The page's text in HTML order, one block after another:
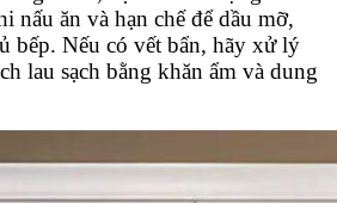
nấu ăn và hạn chế để dầu mỡ,
bếp. Nếu có vết bẩn, hãy xử lý
lau sạch bằng khăn ẩm và dung